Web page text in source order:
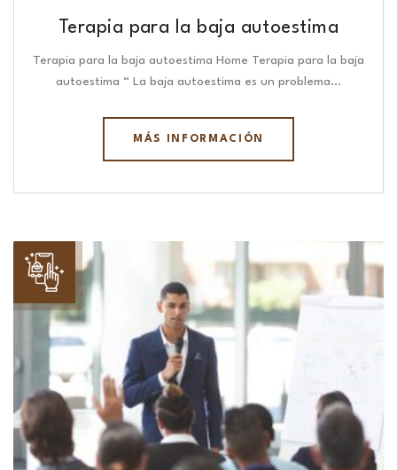
Terapia para la baja autoestima
Terapia para la baja autoestima Home Terapia para la baja
autoestima “ La baja autoestima es un problema…
MÁS INFORMACIÓN